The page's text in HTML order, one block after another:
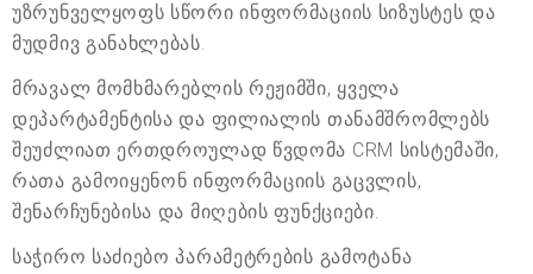
უზრუნველყოფს სწორი ინფორმაციის სიზუსტეს და
მუდმივ განახლებას.
მრავალ მომხმარებლის რეჟიმში, ყველა
დეპარტამენტისა და ფილიალის თანამშრომლებს
შეუძლიათ ერთდროულად წვდომა CRM სისტემაში,
რათა გამოიყენონ ინფორმაციის გაცვლის,
შენარჩუნებისა და მიღების ფუნქციები.
საჭირო საძიებო პარამეტრების გამოტანა